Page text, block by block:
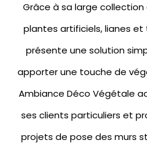
Grâce à sa large collection
plantes artificiels,lianes et
présente une solution
apporter une touche de
Ambiance Déco Végétale
ses clients particuliers et
projets de pose des murs